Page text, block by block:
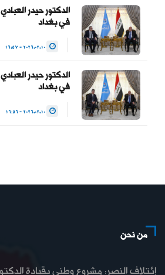
الدكتور حيدر
في بغداد
الدكتور حيدر
في بغداد
من نحن